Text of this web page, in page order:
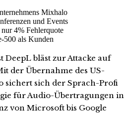
Mixhalo
und Events
4% Fehlerquote
500 als Kunden
DeepL bläst zur Attacke auf
der Übernahme des US-
sichert sich der Sprach-Profi
für Audio-Übertragungen in
von Microsoft bis Google